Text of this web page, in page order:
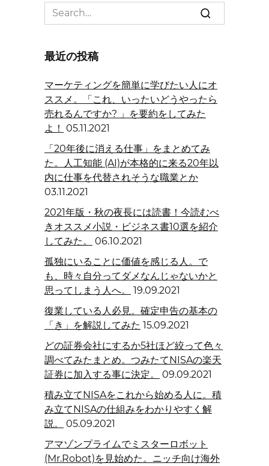
Search
for:
最近の投稿
マーケティングを簡単に学びたい人にオ
ススメ。「これ、いったいどうやったら
売れるんですか? 」を要約をしてみた
よ！ 05.11.2021
「20年後に消える仕事」をまとめてみ
た。人工知能 (AI)が本格的に来る20年以
内に仕事を代替されそうな職業とか
03.11.2021
2021年版・秋の夜長には読書！今読むべ
きオススメ小説・ビジネス書10選を紹介
してみた。
06.10.2021
孤独にいることに価値を感じる人。で
も、時々自分ってダメなんじゃないかと
思ってしまう人へ。
19.09.2021
復業している人必見。確定申告の基本の
「き」を解説してみた 15.09.2021
どの証券会社にするか5社ほど絞って色々
調べてみたまとめ。つみたてNISAの楽天
証券に加入する事に決定。
09.09.2021
積み立てNISAをこれから始める人に。積
み立てNISAの仕組みをわかりやすく解
説。
05.09.2021
アマゾンプライムでミスターロボット
(Mr.Robot)を見始めた。ニッチ向け海外